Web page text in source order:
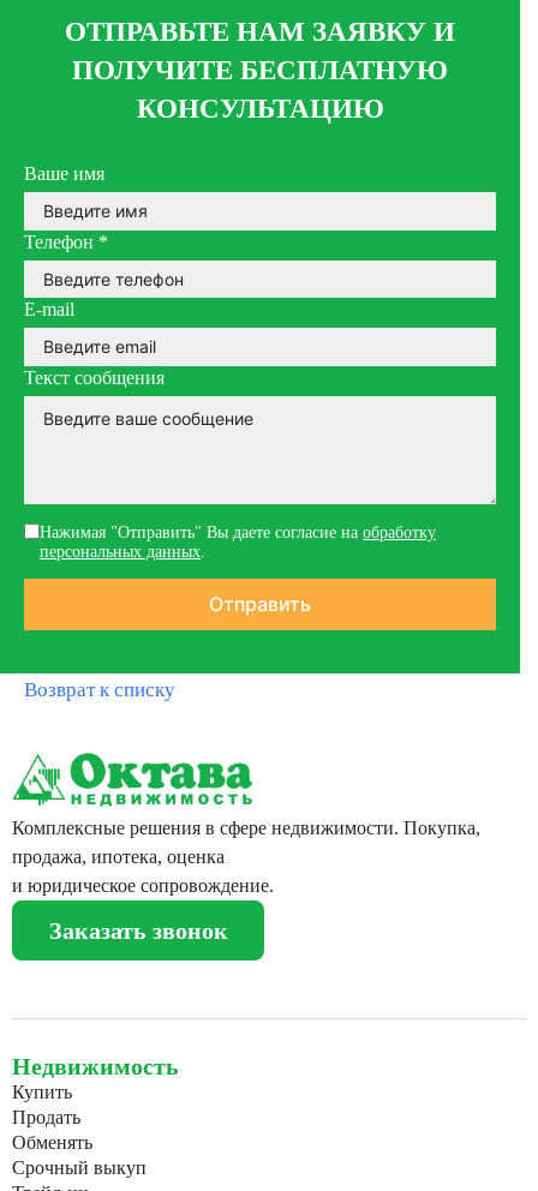
ОТПРАВЬТЕ НАМ ЗАЯВКУ И
ПОЛУЧИТЕ БЕСПЛАТНУЮ
КОНСУЛЬТАЦИЮ
Ваше имя
Телефон *
E-mail
Текст сообщения
Нажимая "Отправить" Вы даете согласие на обработку
персональных данных
Возврат к списку
Комплексные решения в сфере недвижимости. Покупка,
продажа, ипотека, оценка
и юридическое сопровождение.
Заказать звонок
Недвижимость
Купить
Продать
Обменять
Срочный выкуп